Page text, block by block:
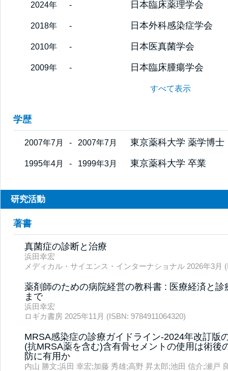
2024年 - 日本臨床薬理学会
2018年 - 日本外科感染症学会
2010年 - 日本医真菌学会
2009年 - 日本臨床腫瘍学会
すべて表示
学歴
2007年7月 - 2007年7月 東京薬科大学 薬学博士
1995年4月 - 1999年3月 東京薬科大学 卒業
研究活動
著書
真菌症の診断と治療
浜田幸宏
メディカル・サイエンス・インターナショナル 2026年3月
薬剤師のための病院経営の教科書 : 医療経済と
まで
浜田幸宏
ロギカ書房 2025年11月 (ISBN: 9784911064320)
MRSA感染症の診療ガイドライン-2024年改訂版
(抗MRSA薬を含む)含有骨セメントの使用は術後
防に有用か
内山 勝文;浜田 幸宏;加藤 秀雄;高野 昇太郎;池田 信介;瀬戸